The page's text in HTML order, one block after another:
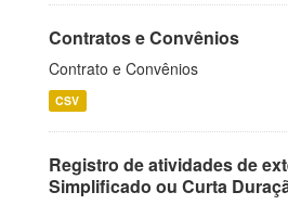
Contratos e Convênios
Contrato e Convênios
CSV
Registro de atividades de
Simplificado ou Curta